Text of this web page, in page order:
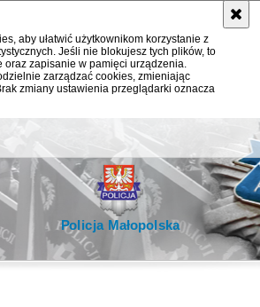
aby ułatwić użytkownikom korzystanie z
Jeśli nie blokujesz tych plików, to
oraz zapisanie w pamięci urządzenia.
zarządzać cookies, zmieniając
zmiany ustawienia przeglądarki oznacza
Policja Małopolska